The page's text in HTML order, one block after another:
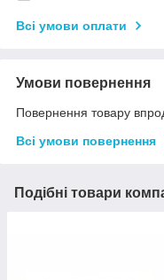
Всі умови оплати
Умови повернення
Повернення товару
Всі умови повернення
Подібні товари